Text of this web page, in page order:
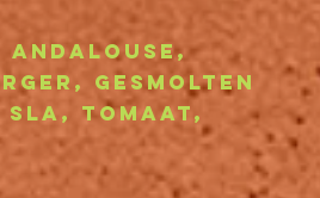
gesmolten
sla, tomaat,